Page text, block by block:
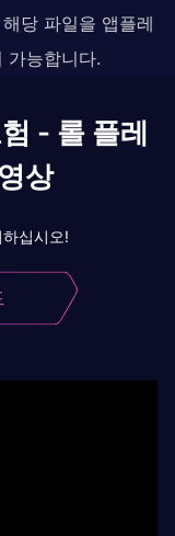
당 파일을 앱플레
가능합니다.
- 롤 플레
상
십시오!